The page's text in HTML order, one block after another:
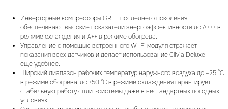
Инверторные компрессоры GREE последнего поколения
обеспечивают высокие показатели энергоэффективности до А+++ в
режиме охлаждения и А++ в режиме обогрева.
Управление с помощью встроенного Wi-Fi модуля отражает
показания всех датчиков и делает использование Clivia Deluxe
еще удобнее.
Широкий диапазон рабочих температур наружного воздуха до –25 °С
в режиме обогрева, до +50 °С в режиме охлаждения гарантирует
стабильную работу сплит-системы даже в нестандартных погодных
условиях.